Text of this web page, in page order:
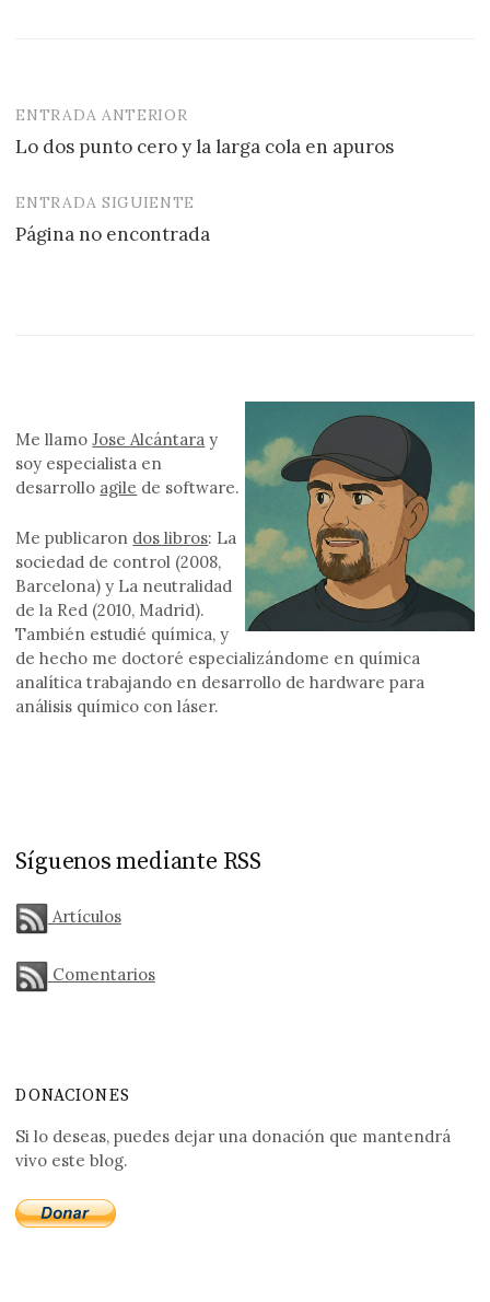
Navegación
de
entradas
ENTRADA ANTERIOR
Lo dos punto cero y la larga cola en apuros
ENTRADA SIGUIENTE
Página no encontrada
Me llamoJose Alcántara y
soy especialista en
desarrollo agile de software.
Me publicaron dos libros: La
sociedad de control (2008,
Barcelona) y La neutralidad
de la Red (2010, Madrid).
También estudié química, y
de hecho me doctoré especializándome en química
analítica trabajando en desarrollo de hardware para
análisis químico con láser.
Síguenos mediante RSS
Artículos
Comentarios
DONACIONES
Si lo deseas, puedes dejar una donación que mantendrá
vivo este blog.